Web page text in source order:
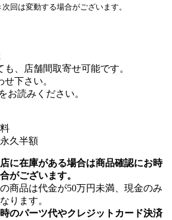
回は変動する場合がございます。
、店舗間取寄せ可能です。
下さい。
お読みください。
久半額
に在庫がある場合は商品確認にお時
がございます。
商品は代金が50万円未満、現金のみ
ります。
のパーツ代やクレジットカード決済